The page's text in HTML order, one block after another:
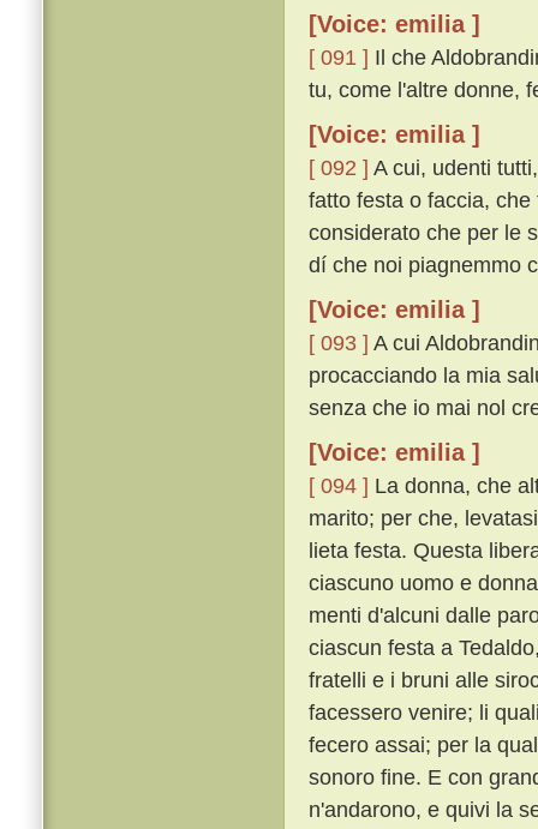
[Voice: emilia ]
[ 091 ] Il che
tu, come l'altre donne,
[Voice: emilia ]
[ 092 ] A cui, udenti
fatto festa o faccia,
considerato che per le
dí che noi piagnemmo
[Voice: emilia ]
[ 093 ] A cui
procacciando la mia
senza che io mai nol
[Voice: emilia ]
[ 094 ] La donna, che
marito; per che,
lieta festa. Questa
ciascuno uomo e
menti d'alcuni dalle
ciascun festa a
fratelli e i bruni alle
facessero venire; li
fecero assai; per la
sonoro fine. E con
n'andarono, e quivi la